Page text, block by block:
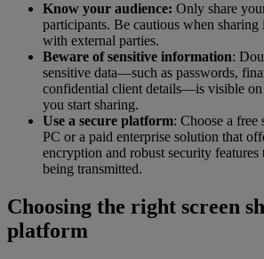
Know your audience: Only share
participants. Be cautious when sharing
with external parties.
Beware of sensitive information:
sensitive data—such as passwords,
confidential client details—is visible on
you start sharing.
Use a secure platform: Choose a free
PC or a paid enterprise solution that
encryption and robust security features
being transmitted.
Choosing the right screen
platform